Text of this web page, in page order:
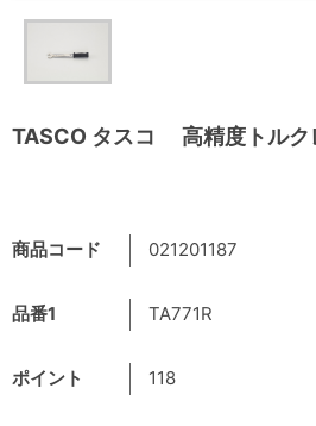
TASCO タスコ 高精度トル
商品コード 021201187
品番1 TA771R
ポイント 118